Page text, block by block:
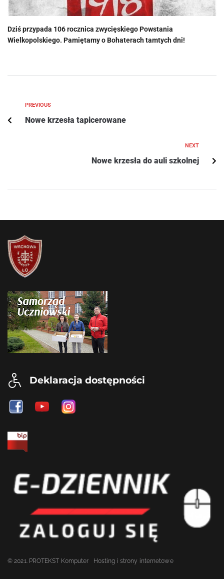
Dziś przypada 106 rocznica zwycięskiego Powstania
Wielkopolskiego. Pamiętamy o Bohaterach tamtych dni!
PREVIOUS
Nowe krzesła tapicerowane
NEXT
Nowe krzesła do auli szkolnej
Deklaracja dostępności
© 2021. PROTEKST Komputer Hosting i strony internetowe